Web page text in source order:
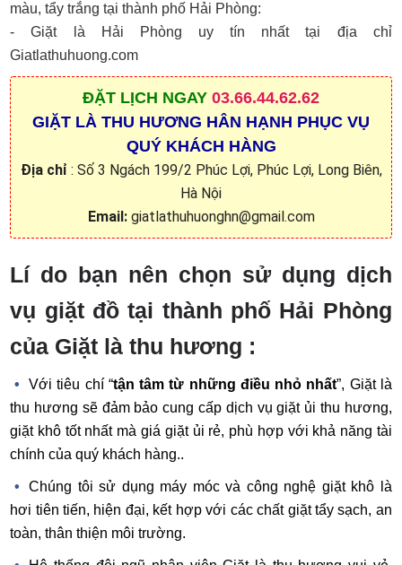
màu, tẩy trắng tại thành phố Hải Phòng:
- Giặt là Hải Phòng uy tín nhất tại địa chỉ
Giatlathuhuong.com
ĐẶT LỊCH NGAY 03.66.44.62.62
GIẶT LÀ THU HƯƠNG HÂN HẠNH PHỤC VỤ
QUÝ KHÁCH HÀNG
Địa chỉ : Số 3 Ngách 199/2 Phúc Lợi, Phúc Lợi, Long Biên,
Hà Nội
Email:giatlathuhuonghn@gmail.com
Lí do bạn nên chọn sử dụng dịch
vụ giặt đồ tại thành phố Hải Phòng
của Giặt là thu hương :
Với tiêu chí “tận tâm từ những điều nhỏ nhất”, Giặt là
thu hương sẽ đảm bảo cung cấp dịch vụ giặt ủi thu hương,
giặt khô tốt nhất mà giá giặt ủi rẻ, phù hợp với khả năng tài
chính của quý khách hàng..
Chúng tôi sử dụng máy móc và công nghệ giặt khô là
hơi tiên tiến, hiện đại, kết hợp với các chất giặt tẩy sạch, an
toàn, thân thiện môi trường.